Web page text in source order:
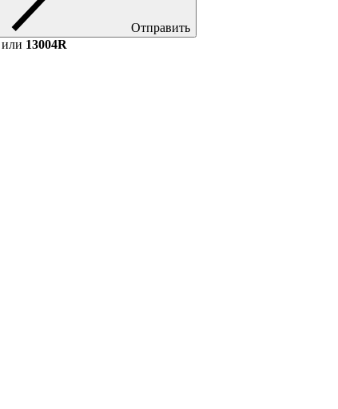
Отправить
или 13004R